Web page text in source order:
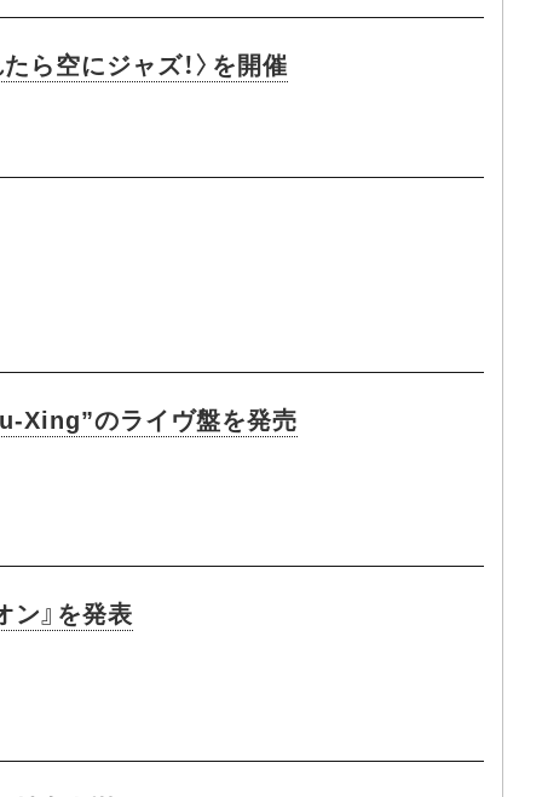
ら空にジャズ！〉を開催
Xing”のライヴ盤を発売
ン』を発表